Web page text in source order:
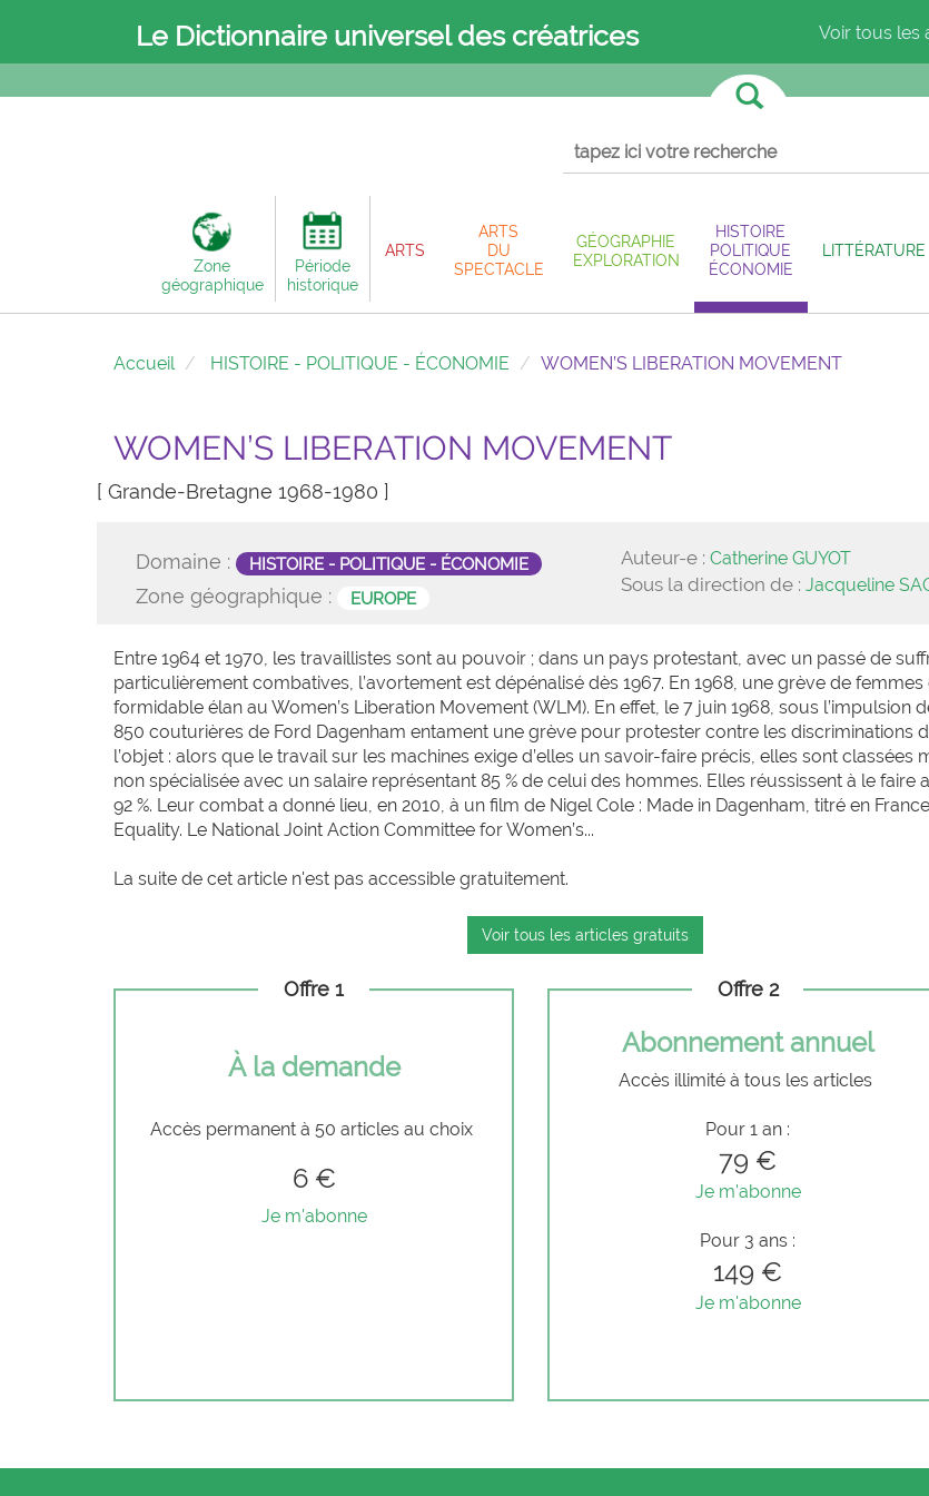
Le Dictionnaire universel des créatrices Voir tous les
Zone
géographique
Période
historique
ARTS
ARTS
DU
SPECTACLE
GÉOGRAPHIE
EXPLORATION
HISTOIRE
POLITIQUE
ÉCONOMIE
LITTÉRATURE
Accueil HISTOIRE - POLITIQUE - ÉCONOMIE WOMEN’S LIBERATION MOVEMENT
WOMEN’S LIBERATION MOVEMENT
[ Grande-Bretagne 1968-1980 ]
Domaine : HISTOIRE - POLITIQUE - ÉCONOMIE
Zone géographique : EUROPE
Auteur-e :Catherine GUYOT
Sous la direction de :Jacqueline
Entre 1964 et 1970, les travaillistes sont au pouvoir ; dans un pays protestant, avec un passé de
particulièrement combatives, l’avortement est dépénalisé dès 1967. En 1968, une grève de
formidable élan au Women’s Liberation Movement (WLM). En effet, le 7 juin 1968, sous l’impulsion
850 couturières de Ford Dagenham entament une grève pour protester contre les discriminations
l’objet : alors que le travail sur les machines exige d’elles un savoir-faire précis, elles sont classées
non spécialisée avec un salaire représentant 85 % de celui des hommes. Elles réussissent à le faire
92 %. Leur combat a donné lieu, en 2010, à un film de Nigel Cole : Made in Dagenham, titré en
Equality. Le National Joint Action Committee for Women’s...
La suite de cet article n'est pas accessible gratuitement.
Voir tous les articles gratuits
Offre 1
À la demande
Accès permanent à 50 articles au choix
6 €
Je m'abonne
Offre 2
Abonnement annuel
Accès illimité à tous les articles
Pour 1 an :
79 €
Je m'abonne
Pour 3 ans :
149 €
Je m'abonne